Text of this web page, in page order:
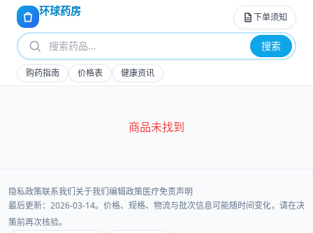
环球药房 下单须知
搜索
购药指南 价格表 健康资讯
商品未找到
隐私政策联系我们关于我们编辑政策医疗免责声明
最后更新：2026-03-14。价格、规格、物流与批次信息可能随时间变化，请在决
策前再次核验。